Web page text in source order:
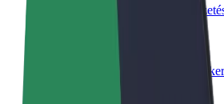
Legyél futár és részesülj heti
Érj el több felhasználót és növeld